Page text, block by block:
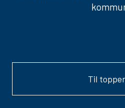
Til